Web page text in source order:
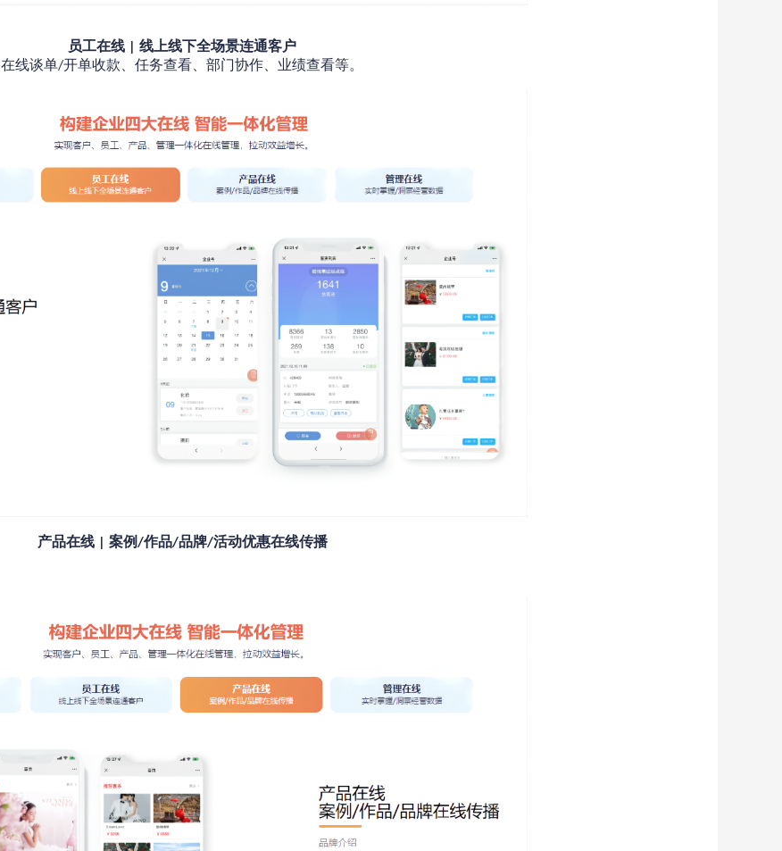
员工在线
线上线下全场景连通客户
在线谈单/开单收款 、任务查看、部门协作、业绩查看等。
产品在线 案例/作品/品牌/活动优惠在线传播